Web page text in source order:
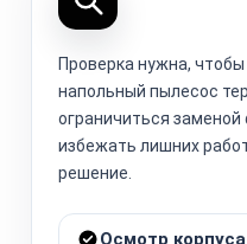
Проверка нужна, чтобы
напольный пылесос
ограничиться
избежать лишних
решение.
Осмотр